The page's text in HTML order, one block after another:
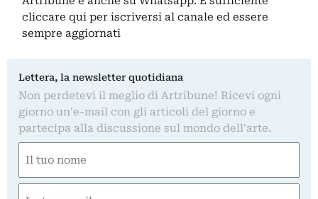
cliccare qui per iscriversi al canale ed essere
sempre aggiornati
Lettera, la newsletter quotidiana
Non perdetevi il meglio di Artribune! Ricevi ogni
giorno un'e-mail con gli articoli del giorno e
partecipa alla discussione sul mondo dell'arte.
(Obbligatorio)
Nome